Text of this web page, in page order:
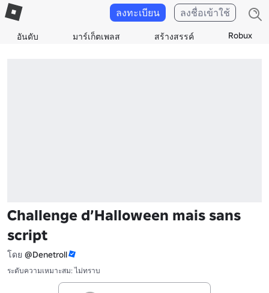
อันดับ มาร์เก็ตเพลส สร้างสรรค์ Robux
ลงทะเบียน ลงชื่อเข้าใช้
Challenge d’Halloween mais sans
script
โดย @Denetroll
ระดับความเหมาะสม: ไม่ทราบ